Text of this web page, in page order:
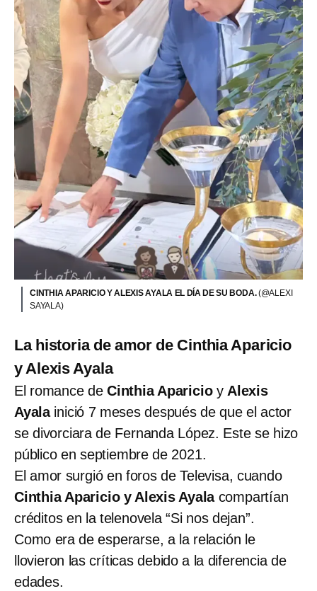
CINTHIA APARICIO Y ALEXIS AYALA EL DÍA DE SU BODA.(@ALEXI
SAYALA)
La historia de amor de Cinthia Aparicio
y Alexis Ayala
El romance de Cinthia Aparicioy Alexis
Ayalainició 7 meses después de que el actor
se divorciara de Fernanda López. Este se hizo
público en septiembre de 2021.
El amor surgió en foros de Televisa, cuando
Cinthia Aparicio y Alexis Ayalacompartían
créditos en la telenovela “Si nos dejan”.
Como era de esperarse, a la relación le
llovieron las críticas debido a la diferencia de
edades.